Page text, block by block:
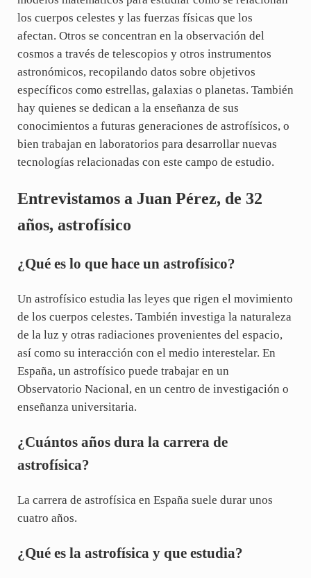
los cuerpos celestes y las fuerzas físicas que los
afectan. Otros se concentran en la observación del
cosmos a través de telescopios y otros instrumentos
astronómicos, recopilando datos sobre objetivos
específicos como estrellas, galaxias o planetas. También
hay quienes se dedican a la enseñanza de sus
conocimientos a futuras generaciones de astrofísicos, o
bien trabajan en laboratorios para desarrollar nuevas
tecnologías relacionadas con este campo de estudio.
Entrevistamos a Juan Pérez, de 32
años, astrofísico
¿Qué es lo que hace un astrofísico?
Un astrofísico estudia las leyes que rigen el movimiento
de los cuerpos celestes. También investiga la naturaleza
de la luz y otras radiaciones provenientes del espacio,
así como su interacción con el medio interestelar. En
España, un astrofísico puede trabajar en un
Observatorio Nacional, en un centro de investigación o
enseñanza universitaria.
¿Cuántos años dura la carrera de
astrofísica?
La carrera de astrofísica en España suele durar unos
cuatro años.
¿Qué es la astrofísica y que estudia?